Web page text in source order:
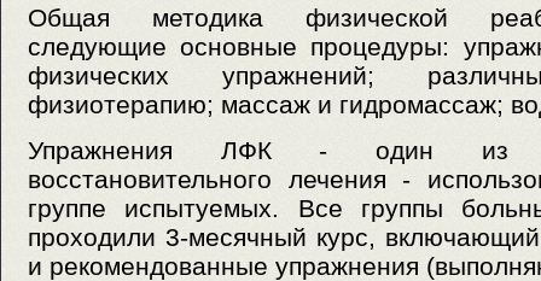
Общая методика физической
следующие основные процедуры:
физических упражнений;
физиотерапию; массаж и гидромассаж;
Упражнения ЛФК - один из
восстановительного лечения -
группе испытуемых. Все группы
проходили 3-месячный курс,
и рекомендованные упражнения